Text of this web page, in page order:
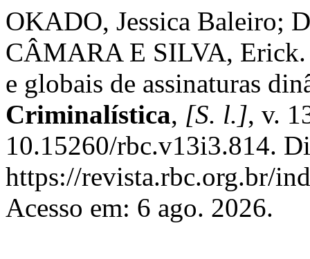
OKADO, Jessica Baleiro;
CÂMARA E SILVA, Erick.
e globais de assinaturas
Criminalística, [S. l.], v.
10.15260/rbc.v13i3.814.
https://revista.rbc.org.br/
Acesso em: 6 ago. 2026.